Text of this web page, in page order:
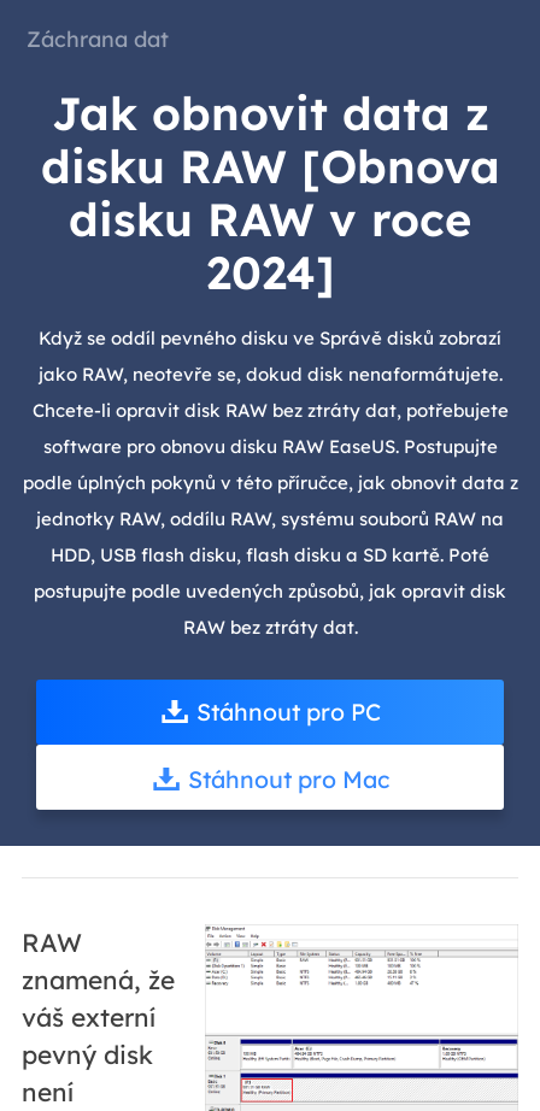
Záchrana dat
Jak obnovit data z
disku RAW [Obnova
disku RAW v roce
2024]
Když se oddíl pevného disku ve Správě disků zobrazí
jako RAW, neotevře se, dokud disk nenaformátujete.
Chcete-li opravit disk RAW bez ztráty dat, potřebujete
software pro obnovu disku RAW EaseUS. Postupujte
podle úplných pokynů v této příručce, jak obnovit data z
jednotky RAW, oddílu RAW, systému souborů RAW na
HDD, USB flash disku, flash disku a SD kartě. Poté
postupujte podle uvedených způsobů, jak opravit disk
RAW bez ztráty dat.
Stáhnout pro PC
Stáhnout pro Mac
RAW
znamená, že
váš externí
pevný disk
není